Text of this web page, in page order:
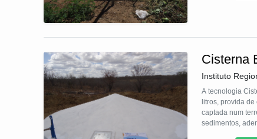
Cisterna
Instituto
A tecnologia
litros, provida
captada num
sedimentos,